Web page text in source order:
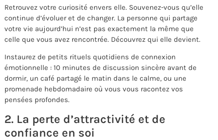
Retrouvez votre curiosité envers elle. Souvenez-vous qu’elle
continue d’évoluer et de changer. La personne qui partage
votre vie aujourd’hui n’est pas exactement la même que
celle que vous avez rencontrée. Découvrez qui elle devient.
Instaurez de petits rituels quotidiens de connexion
émotionnelle : 10 minutes de discussion sincère avant de
dormir, un café partagé le matin dans le calme, ou une
promenade hebdomadaire où vous vous racontez vos
pensées profondes.
2. La perte d’attractivité et de
confiance en soi